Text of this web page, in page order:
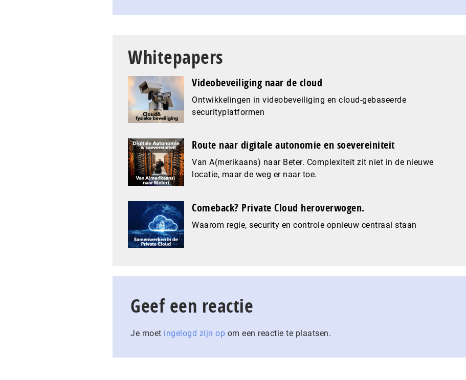
Whitepapers
Videobeveiliging naar de cloud
Ontwikkelingen in videobeveiliging en cloud-gebaseerde
securityplatformen
Route naar digitale autonomie en soevereiniteit
Van A(merikaans) naar Beter. Complexiteit zit niet in de nieuwe
locatie, maar de weg er naar toe.
Comeback? Private Cloud heroverwogen.
Waarom regie, security en controle opnieuw centraal staan
Geef een reactie
Je moet ingelogd zijn op om een reactie te plaatsen.